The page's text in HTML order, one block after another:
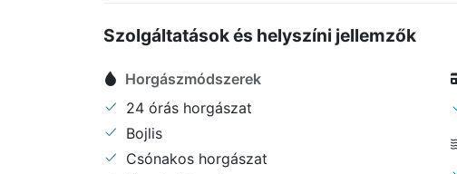
Szolgáltatások és helyszíni jellemzők
Horgászmódszerek
24 órás horgászat
Bojlis
Csónakos horgászat